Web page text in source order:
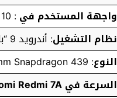
واجهة المستخدم في: MIUI 10
نظام التشغيل: أندرويد 9 “باي”
النوع: Qualcomm Snapdragon 439 ذات معمارية 12 نانو متر
السرعة في Xiaomi Redmi 7A